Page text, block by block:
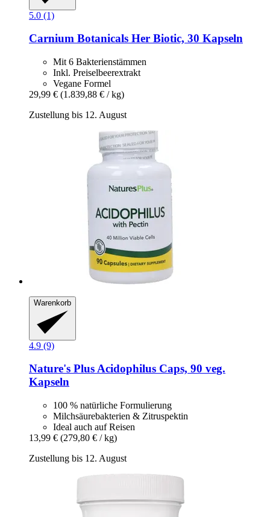
5.0 (1)
Carnium Botanicals Her Biotic, 30 Kapseln
Mit 6 Bakterienstämmen
Inkl. Preiselbeerextrakt
Vegane Formel
29,99 € (1.839,88 € / kg)
Zustellung bis 12. August
Warenkorb
4.9 (9)
Nature's PlusAcidophilus Caps, 90 veg.
Kapseln
100 % natürliche Formulierung
Milchsäurebakterien & Zitruspektin
Ideal auch auf Reisen
13,99 € (279,80 € / kg)
Zustellung bis 12. August